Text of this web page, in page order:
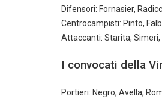
Difensori: Fornasier,
Centrocampisti: Pinto,
Attaccanti: Starita, Simeri,
I convocati della
Portieri: Negro, Avella,